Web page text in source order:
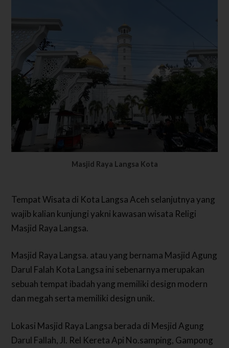
Masjid Raya Langsa Kota
Tempat Wisata di Kota Langsa Aceh selanjutnya yang
wajib kalian kunjungi yakni kawasan wisata Religi
Masjid Raya Langsa.
Masjid Raya Langsa. atau yang bernama Masjid Agung
Darul Falah Kota Langsa ini sebenarnya merupakan
sebuah tempat ibadah yang memiliki design modern
dan megah serta memiliki design unik.
Lokasi Masjid Raya Langsa berada di Mesjid Agung
Darul Fallah, Jl. Rel Kereta Api No.samping, Gampong